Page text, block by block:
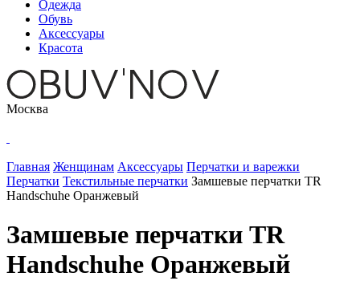
Одежда
Обувь
Аксессуары
Красота
Москва
Главная Женщинам Аксессуары Перчатки и варежки
Перчатки Текстильные перчатки Замшевые перчатки TR
Handschuhe Оранжевый
Замшевые перчатки TR
Handschuhe Оранжевый